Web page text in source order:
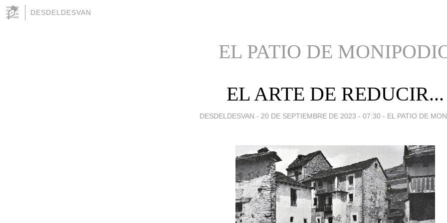
DESDELDESVAN
EL PATIO DE
EL ARTE DE REDUCIR...
DESDELDESVAN - 20 DE SEPTIEMBRE DE 2023 - 07:30 - EL PATIO DE